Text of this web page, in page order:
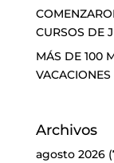
CURSOS DE
MÁS DE 100
Archivos
agosto 2026